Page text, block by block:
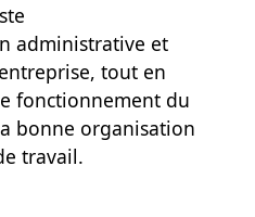
administrative et
tout en
fonctionnement du
bonne organisation
travail.